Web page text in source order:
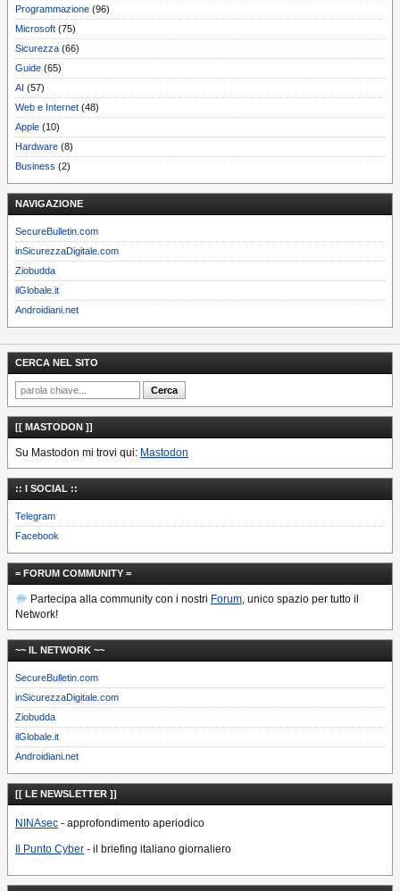
Programmazione (96)
Microsoft (75)
Sicurezza (66)
Guide (65)
AI (57)
Web e Internet (48)
Apple (10)
Hardware (8)
Business (2)
NAVIGAZIONE
SecureBulletin.com
inSicurezzaDigitale.com
Ziobudda
ilGlobale.it
Androidiani.net
CERCA NEL SITO
[[ MASTODON ]]
Su Mastodon mi trovi qui: Mastodon
:: I SOCIAL ::
Telegram
Facebook
= FORUM COMMUNITY =
Partecipa alla community con i nostri Forum, unico spazio per tutto il
Network!
~~ IL NETWORK ~~
SecureBulletin.com
inSicurezzaDigitale.com
Ziobudda
ilGlobale.it
Androidiani.net
[[ LE NEWSLETTER ]]
NINAsec - approfondimento aperiodico
Il Punto Cyber - il briefing italiano giornaliero